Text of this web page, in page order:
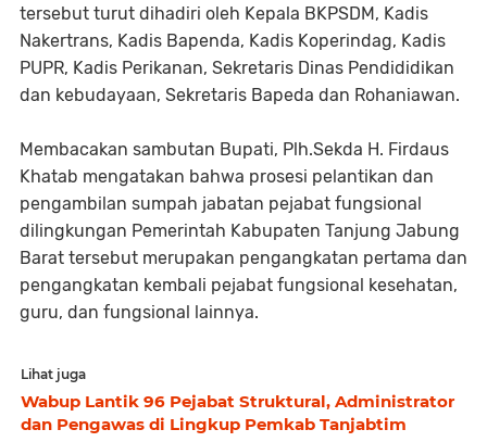
tersebut turut dihadiri oleh Kepala BKPSDM, Kadis
Nakertrans, Kadis Bapenda, Kadis Koperindag, Kadis
PUPR, Kadis Perikanan, Sekretaris Dinas Pendididikan
dan kebudayaan, Sekretaris Bapeda dan Rohaniawan.
Membacakan sambutan Bupati, Plh.Sekda H. Firdaus
Khatab mengatakan bahwa prosesi pelantikan dan
pengambilan sumpah jabatan pejabat fungsional
dilingkungan Pemerintah Kabupaten Tanjung Jabung
Barat tersebut merupakan pengangkatan pertama dan
pengangkatan kembali pejabat fungsional kesehatan,
guru, dan fungsional lainnya.
Lihat juga
Wabup Lantik 96 Pejabat Struktural, Administrator
dan Pengawas di Lingkup Pemkab Tanjabtim